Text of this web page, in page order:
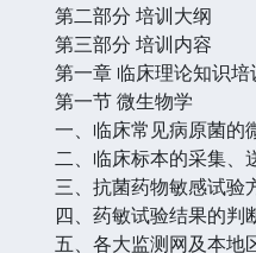
第二部分 培训大纲
第三部分 培训内容
第一章 临床理论知识培
第一节 微生物学
一、临床常见病原菌的
二、临床标本的采集、
三、抗菌药物敏感试验
四、药敏试验结果的判
五、各大监测网及本地